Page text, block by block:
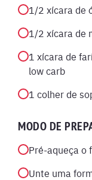
1/2 xícara de
1/2 xícara de
1 xícara de
low carb
1 colher de
MODO DE
Pré-aqueça o
Unte uma